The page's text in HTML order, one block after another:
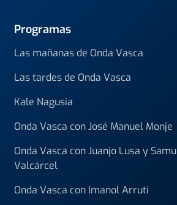
Programas
Las mañanas de Onda Vasca
Las tardes de Onda Vasca
Kale Nagusia
Onda Vasca con José Manuel Monje
Onda Vasca con Juanjo Lusa y Samu
Valcárcel
Onda Vasca con Imanol Arruti